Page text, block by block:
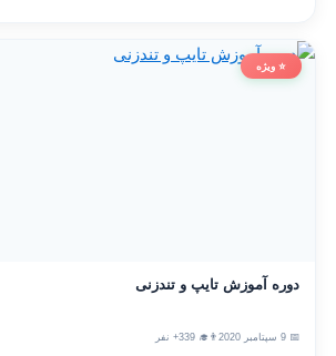
⭐ ویژه
دوره آموزش تایپ و تندزنی
👨‍🎓 339+ نفر